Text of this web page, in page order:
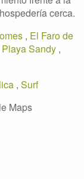
cerca.
, El Faro de
Playa Sandy ,
, Surf
Maps